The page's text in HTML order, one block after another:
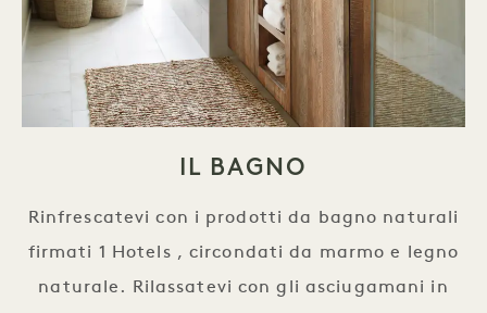
IL BAGNO
Rinfrescatevi con i prodotti da bagno naturali
firmati 1 Hotels , circondati da marmo e legno
naturale. Rilassatevi con gli asciugamani in